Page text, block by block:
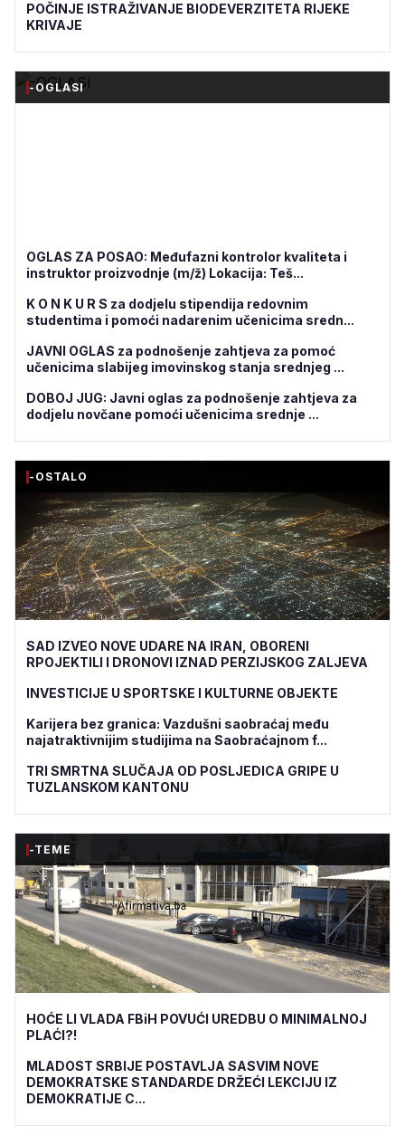
POČINJE ISTRAŽIVANJE BIODEVERZITETA RIJEKE
KRIVAJE
-OGLASI
OGLAS ZA POSAO: Međufazni kontrolor kvaliteta i
instruktor proizvodnje (m/ž) Lokacija: Teš...
K O N K U R S za dodjelu stipendija redovnim
studentima i pomoći nadarenim učenicima sredn...
JAVNI OGLAS za podnošenje zahtjeva za pomoć
učenicima slabijeg imovinskog stanja srednjeg ...
DOBOJ JUG: Javni oglas za podnošenje zahtjeva za
dodjelu novčane pomoći učenicima srednje ...
-OSTALO
SAD IZVEO NOVE UDARE NA IRAN, OBORENI
RPOJEKTILI I DRONOVI IZNAD PERZIJSKOG ZALJEVA
INVESTICIJE U SPORTSKE I KULTURNE OBJEKTE
Karijera bez granica: Vazdušni saobraćaj među
najatraktivnijim studijima na Saobraćajnom f...
TRI SMRTNA SLUČAJA OD POSLJEDICA GRIPE U
TUZLANSKOM KANTONU
-TEME
HOĆE LI VLADA FBiH POVUĆI UREDBU O MINIMALNOJ
PLAĆI?!
MLADOST SRBIJE POSTAVLJA SASVIM NOVE
DEMOKRATSKE STANDARDE DRŽEĆI LEKCIJU IZ
DEMOKRATIJE C...